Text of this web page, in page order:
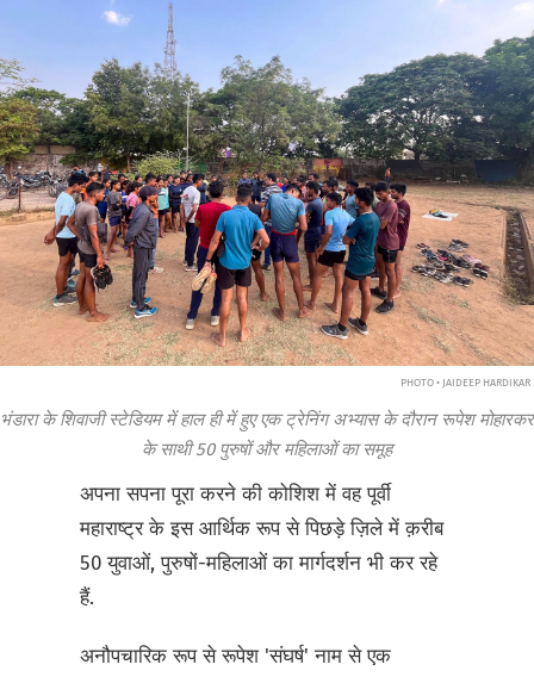
PHOTO • JAIDEEP HARDIKAR
भंडारा के शिवाजी स्टेडियम में हाल ही में हुए एक ट्रेनिंग अभ्यास के दौरान रूपेश मोहारकर
के साथी 50 पुरुषों और महिलाओं का समूह
अपना सपना पूरा करने की कोशिश में वह पूर्वी
महाराष्ट्र के इस आर्थिक रूप से पिछड़े ज़िले में क़रीब
50 युवाओं, पुरुषों-महिलाओं का मार्गदर्शन भी कर रहे
हैं.
अनौपचारिक रूप से रूपेश 'संघर्ष' नाम से एक